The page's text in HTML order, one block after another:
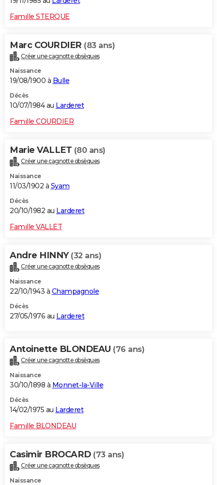
Famille STERQUE
Marc COURDIER (83 ans)
Créer une cagnotte obsèques
Naissance
19/08/1900 à Bulle
Décès
10/07/1984 au Larderet
Famille COURDIER
Marie VALLET (80 ans)
Créer une cagnotte obsèques
Naissance
11/03/1902 à Syam
Décès
20/10/1982 au Larderet
Famille VALLET
Andre HINNY (32 ans)
Créer une cagnotte obsèques
Naissance
22/10/1943 à Champagnole
Décès
27/05/1976 au Larderet
Antoinette BLONDEAU (76 ans)
Créer une cagnotte obsèques
Naissance
30/10/1898 à Monnet-la-Ville
Décès
14/02/1975 au Larderet
Famille BLONDEAU
Casimir BROCARD (73 ans)
Créer une cagnotte obsèques
Naissance